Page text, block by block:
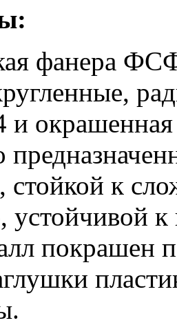
фанера
и
стойкой к
к
покрашен